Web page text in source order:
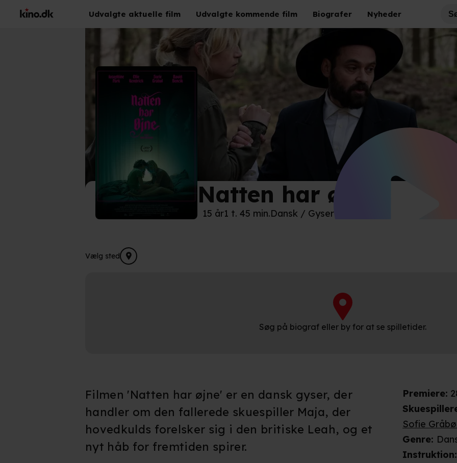
Udvalgte aktuelle film Udvalgte kommende film Biografer Nyheder
© Nordisk Film
Natten har øjne
15 år1 t. 45 min.Dansk / Gyser / Romantik
Vælg sted
Søg på biograf eller by for at se spilletider.
Premiere:
Sofie
Genre:
Instruktion
Filmen 'Natten har øjne' er en dansk gyser, der
handler om den fallerede skuespiller Maja, der
hovedkulds forelsker sig i den britiske Leah, og et
nyt håb for fremtiden spirer.